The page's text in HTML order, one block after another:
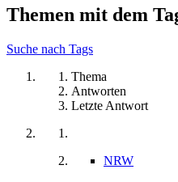
Themen mit dem
Suche nach Tags
Thema
Antworten
Letzte Antwort
NRW